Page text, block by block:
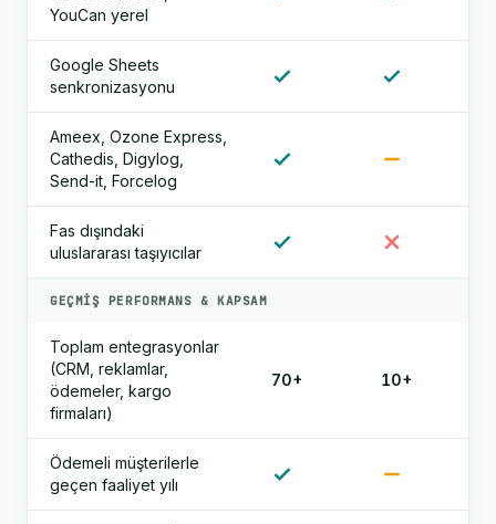
YouCan yerel
Google Sheets
senkronizasyonu
Ameex, Ozone Express,
Cathedis, Digylog,
Send-it, Forcelog
Fas dışındaki
uluslararası taşıyıcılar
GEÇMIŞ PERFORMANS & KAPSAM
Toplam entegrasyonlar
(CRM, reklamlar,
ödemeler, kargo
firmaları)
70+ 10+
Ödemeli müşterilerle
geçen faaliyet yılı